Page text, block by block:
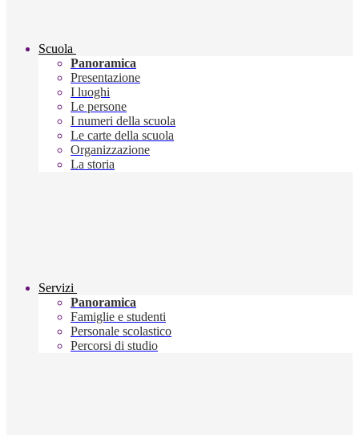
Scuola
Panoramica
Presentazione
I luoghi
Le persone
I numeri della scuola
Le carte della scuola
Organizzazione
La storia
Servizi
Panoramica
Famiglie e studenti
Personale scolastico
Percorsi di studio